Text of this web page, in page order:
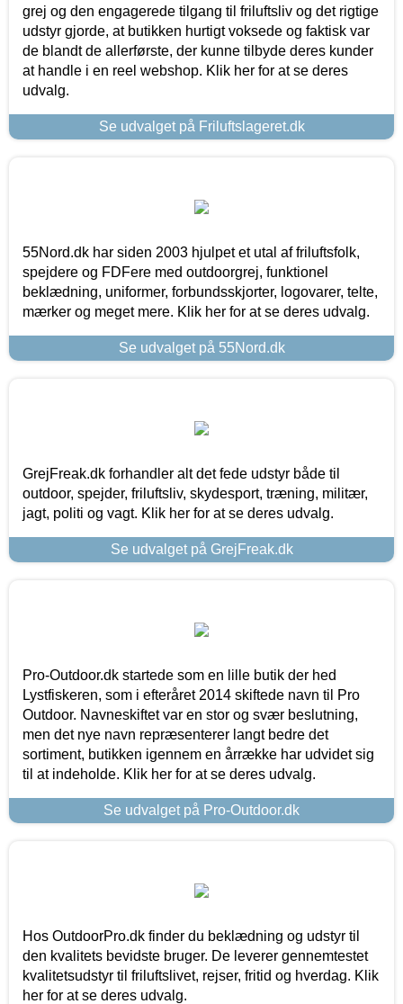
grej og den engagerede tilgang til friluftsliv og det rigtige
udstyr gjorde, at butikken hurtigt voksede og faktisk var
de blandt de allerførste, der kunne tilbyde deres kunder
at handle i en reel webshop. Klik her for at se deres
udvalg.
Se udvalget på Friluftslageret.dk
55Nord.dk har siden 2003 hjulpet et utal af friluftsfolk,
spejdere og FDFere med outdoorgrej, funktionel
beklædning, uniformer, forbundsskjorter, logovarer, telte,
mærker og meget mere. Klik her for at se deres udvalg.
Se udvalget på 55Nord.dk
GrejFreak.dk forhandler alt det fede udstyr både til
outdoor, spejder, friluftsliv, skydesport, træning, militær,
jagt, politi og vagt. Klik her for at se deres udvalg.
Se udvalget på GrejFreak.dk
Pro-Outdoor.dk startede som en lille butik der hed
Lystfiskeren, som i efteråret 2014 skiftede navn til Pro
Outdoor. Navneskiftet var en stor og svær beslutning,
men det nye navn repræsenterer langt bedre det
sortiment, butikken igennem en årrække har udvidet sig
til at indeholde. Klik her for at se deres udvalg.
Se udvalget på Pro-Outdoor.dk
Hos OutdoorPro.dk finder du beklædning og udstyr til
den kvalitets bevidste bruger. De leverer gennemtestet
kvalitetsudstyr til friluftslivet, rejser, fritid og hverdag. Klik
her for at se deres udvalg.